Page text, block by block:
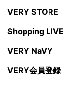
VERY STORE
Shopping LIVE
VERY NaVY
VERY会員登録